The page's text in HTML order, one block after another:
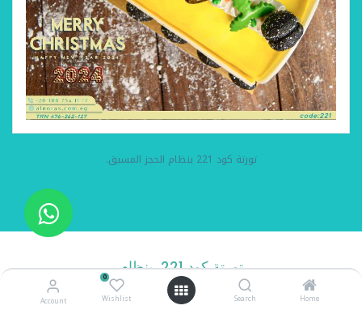
Home
Search
0
Wishlist
Account
تورتة كود 221 بنظام الحجز المسبق.
تورتة كود 221 بنظام
الحجز المسبق